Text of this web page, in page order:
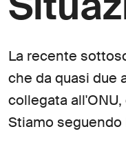
La recente
che da quasi due
collegata
Stiamo